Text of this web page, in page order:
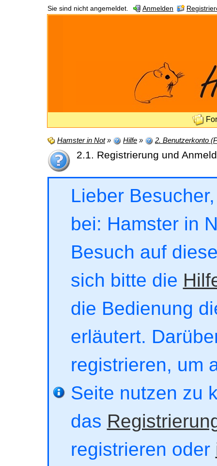
Sie sind nicht angemeldet. Anmelden
Hamster in Not» Hilfe » 2. Benutzerkonto
2.1. Registrierung und
Lieber
bei: Hamster in
Besuch auf
sich bitte die
die Bedienung
erläutert.
registrieren, um
Seite nutzen zu
das
registrieren oder